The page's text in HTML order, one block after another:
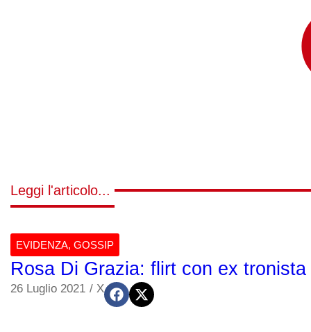
Leggi l'articolo...
EVIDENZA, GOSSIP
Rosa Di Grazia: flirt con ex
26 Luglio 2021 / X